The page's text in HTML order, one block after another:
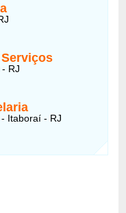
RJ
Itaboraí - RJ